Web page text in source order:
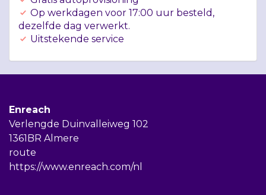
Op werkdagen voor 17:00 uur besteld,
dezelfde dag verwerkt.
Uitstekende service
Enreach
Verlengde Duinvalleiweg 102
1361BR Almere
route
https://www.enreach.com/nl